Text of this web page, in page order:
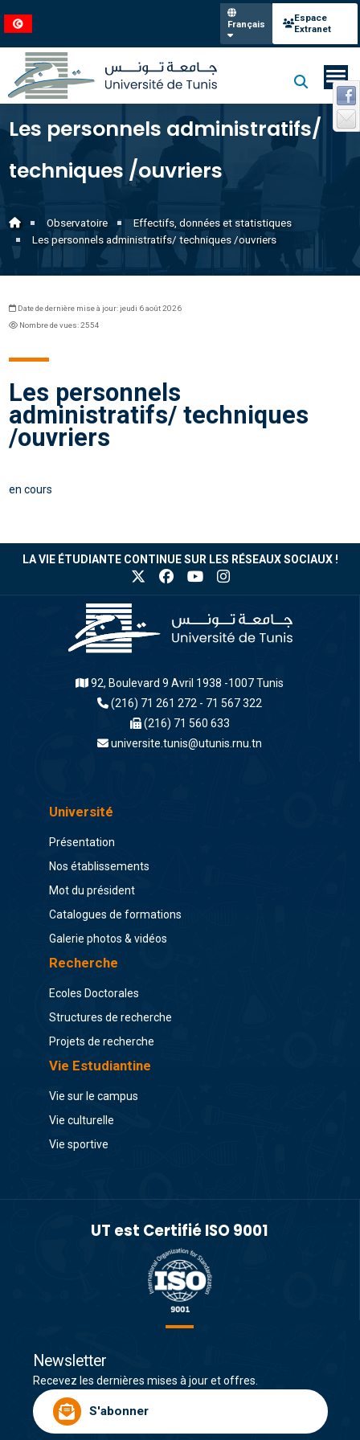
Français
Espace
Extranet
Les personnels administratifs/
techniques /ouvriers
Observatoire
Effectifs, données et statistiques
Les personnels administratifs/ techniques /ouvriers
Date de dernière mise à jour: jeudi 6 août 2026
Nombre de vues: 2554
Les personnels
administratifs/ techniques
/ouvriers
en cours
LA VIE ÉTUDIANTE CONTINUE SUR LES RÉSEAUX SOCIAUX !
92, Boulevard 9 Avril 1938 -1007 Tunis
(216) 71 261 272 - 71 567 322
(216) 71 560 633
universite.tunis@utunis.rnu.tn
Université
Présentation
Nos établissements
Mot du président
Catalogues de formations
Galerie photos & vidéos
Recherche
Ecoles Doctorales
Structures de recherche
Projets de recherche
Vie Estudiantine
Vie sur le campus
Vie culturelle
Vie sportive
UT est Certifié ISO 9001
Newsletter
Recevez les dernières mises à jour et offres.
S'abonner